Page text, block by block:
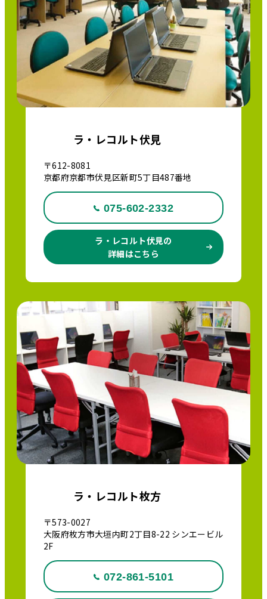
ラ・レコルト伏見
〒612-8081
京都府京都市伏見区新町5丁目487番地
075-602-2332
ラ・レコルト伏見の
詳細はこちら
ラ・レコルト枚方
〒573-0027
大阪府枚方市大垣内町2丁目8-22 シンエービル
2F
072-861-5101